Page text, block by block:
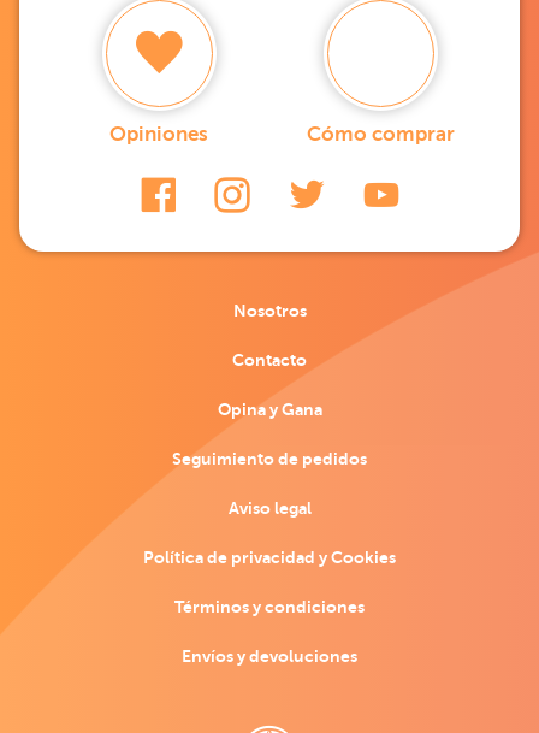
Opiniones Cómo comprar
Nosotros
Contacto
Opina y Gana
Seguimiento de pedidos
Aviso legal
Política de privacidad y Cookies
Términos y condiciones
Envíos y devoluciones